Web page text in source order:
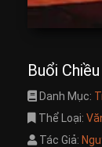
Buổi
Danh Mục:
Thể Loại:
Tác Giả: